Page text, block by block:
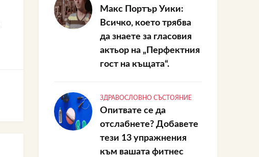
Макс Портър Уики:
Всичко, което трябва
да знаете за гласовия
актьор на „Перфектния
гост на къщата“.
ЗДРАВОСЛОВНО СЪСТОЯНИЕ
Опитвате се да
отслабнете? Добавете
тези 13 упражнения
към вашата фитнес